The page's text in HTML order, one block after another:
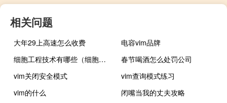
相关问题
大年29上高速怎么收费
电容vim品牌
细胞工程技术有哪些（细胞工程技术有哪些）
春节喝酒怎么处罚公司
vim关闭安全模式
vim查询模式练习
vim的什么
闭嘴当我的丈夫攻略